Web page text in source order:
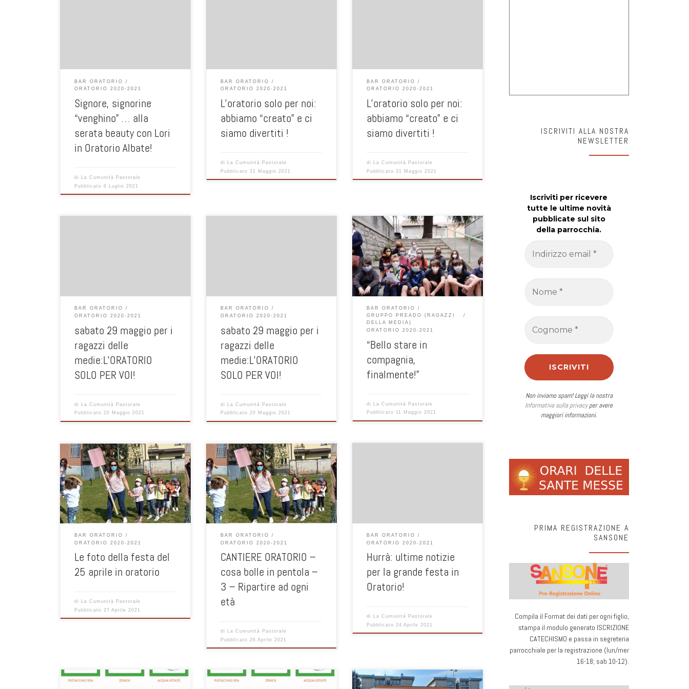
e metodo per prenderci cura delle
BAR ORATORIO
ORATORIO 2020-2021
Signore, signorine
“venghino” … alla
serata beauty con Lori
in Oratorio Albate!
di
La Cumunità Pastorale
Pubblicato6 Luglio 2021
BAR ORATORIO
ORATORIO 2020-2021
L’oratorio solo per noi:
abbiamo “creato” e ci
siamo divertiti !
di
La Cumunità Pastorale
Pubblicato31 Maggio 2021
BAR ORATORIO
ORATORIO 2020-2021
L’oratorio solo per noi:
abbiamo “creato” e ci
siamo divertiti !
di
La Cumunità Pastorale
Pubblicato31 Maggio 2021
BAR ORATORIO
ORATORIO 2020-2021
sabato 29 maggio per i
ragazzi delle
medie:L’ORATORIO
SOLO PER VOI!
di
La Cumunità Pastorale
Pubblicato20 Maggio 2021
BAR ORATORIO
ORATORIO 2020-2021
sabato 29 maggio per i
ragazzi delle
medie:L’ORATORIO
SOLO PER VOI!
di
La Cumunità Pastorale
Pubblicato20 Maggio 2021
Domenica 9 maggio ci siamo ritrovati
con un gruppetto di ragazzi di seconda
e terza media. Abbiamo giocato e ci
siamo conosciuti meglio tra noi, poi
abbiamo ascoltato suor Simona che ci
ha coinvolto mostrandoci le foto sulla
sua esperienza missionaria in Perù.
festosa […]
BAR ORATORIO
GRUPPO PREADO (RAGAZZI
DELLA MEDIA)
ORATORIO 2020-2021
“Bello stare in
compagnia,
finalmente!”
di
La Cumunità Pastorale
Pubblicato 11 Maggio 2021
BAR ORATORIO
ORATORIO 2020-2021
Le foto della festa del
25 aprile in oratorio
di La Cumunità Pastorale
Pubblicato27 Aprile 2021
CAMMINI DI CATECHESI Continuano i
cammini di catechesi con le
celebrazioni domenicali per le varie età
e gli incontri on line. Il gruppo del post-
Cresima (2a e 3a media) riparte in
presenza, come di consueto al giovedì
pomeriggio dalle ore 16.30 alle
GIOVANI […]
BAR ORATORIO
ORATORIO 2020-2021
CANTIERE ORATORIO –
cosa bolle in pentola –
3 – Ripartire ad ogni
età
di La Cumunità Pastorale
Pubblicato26 Aprile 2021
pensiero […]
BAR ORATORIO
ORATORIO 2020-2021
Hurrà: ultime notizie
per la grande festa in
Oratorio!
di La Cumunità Pastorale
Pubblicato24 Aprile 2021
Sono state inserite le nuove
Sono state inserite le nuove
“Parliamo di ORATORIO non come di
ISCRIVITI ALLA NOSTRA
NEWSLETTER
Iscriviti per ricevere
tutte le ultime novità
pubblicate sul sito
della parrocchia.
Non inviamo spam! Leggi la nostra
Informativa sulla privacyper avere
maggiori informazioni.
PRIMA REGISTRAZIONE A
SANSONE
Compila il Format dei dati per ogni figlio,
stampa il modulo generato ISCRIZIONE
CATECHISMO e passa in segreteria
parrocchiale per la registrazione (lun/mer
16-18; sab 10-12).